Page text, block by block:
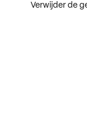
Verwijder de